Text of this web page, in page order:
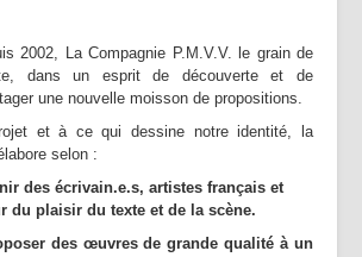
2002, La Compagnie P.M.V.V. le grain de
dans un esprit de découverte et de
une nouvelle moisson de propositions.
et à ce qui dessine notre identité, la
selon :
des écrivain.e.s, artistes français et
du plaisir du texte et de la scène.
des œuvres de grande qualité à un